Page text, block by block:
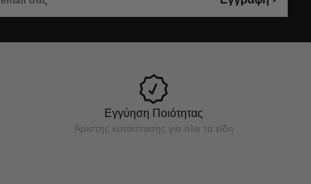
Εγγύηση Ποιότητας
Άριστης κατάστασης για όλα τα είδη